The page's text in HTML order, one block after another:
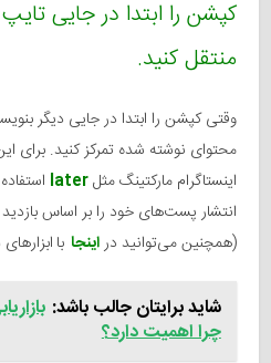
کپشن را ابتدا در جایی
منتقل کنید.
وقتی کپشن را ابتدا در جایی دیگر
محتوای نوشته شده تمرکز کنید. برای
اینستاگرام مارکتینگ مثلlater
انتشار پست‌های خود را بر اساس بازدید
(همچنین می‌توانید دراینجا با
شاید برایتان جالب باشد:
چرا اهمیت دارد؟